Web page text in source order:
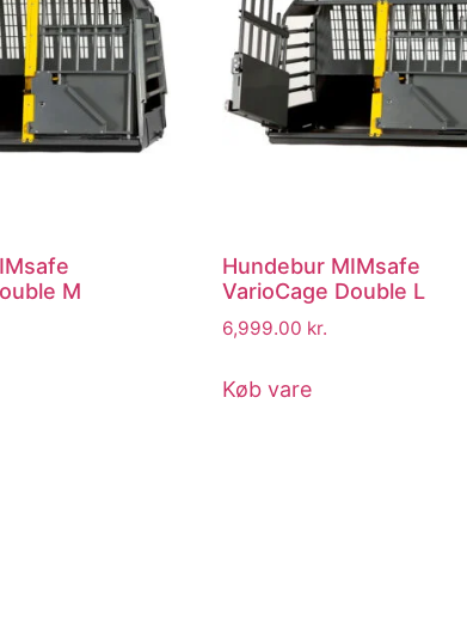
M
Hundebur MIMsafe
VarioCage Double L
6,999.00 kr.
Køb vare